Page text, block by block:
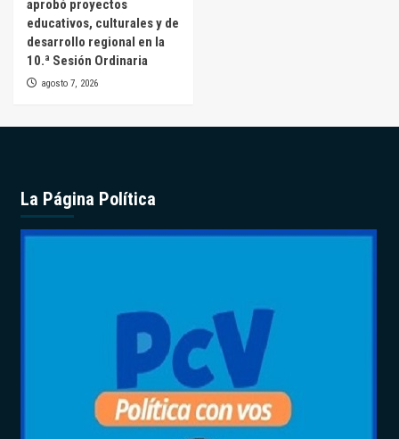
aprobó proyectos
educativos, culturales y de
desarrollo regional en la
10.ª Sesión Ordinaria
agosto 7, 2026
La Página Política